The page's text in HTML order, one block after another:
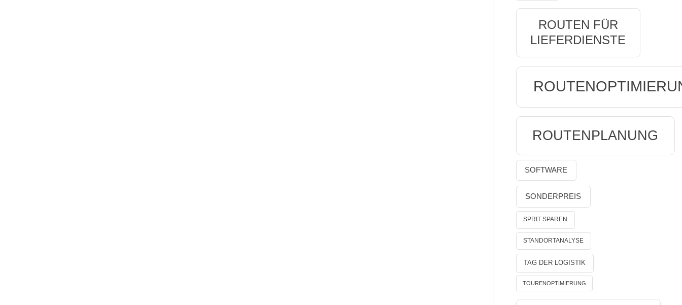
ROUTEN FÜR
LIEFERDIENSTE
ROUTENPLANUNG
SOFTWARE
SONDERPREIS
SPRIT SPAREN
STANDORTANALYSE
TAG DER LOGISTIK
TOURENOPTIMIERUNG